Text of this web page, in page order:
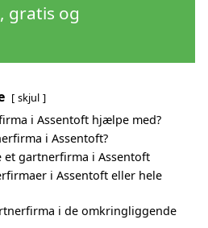
gratis og
skjul
i Assentoft hjælpe med?
i Assentoft?
et gartnerfirma i Assentoft
i Assentoft eller hele
i de omkringliggende